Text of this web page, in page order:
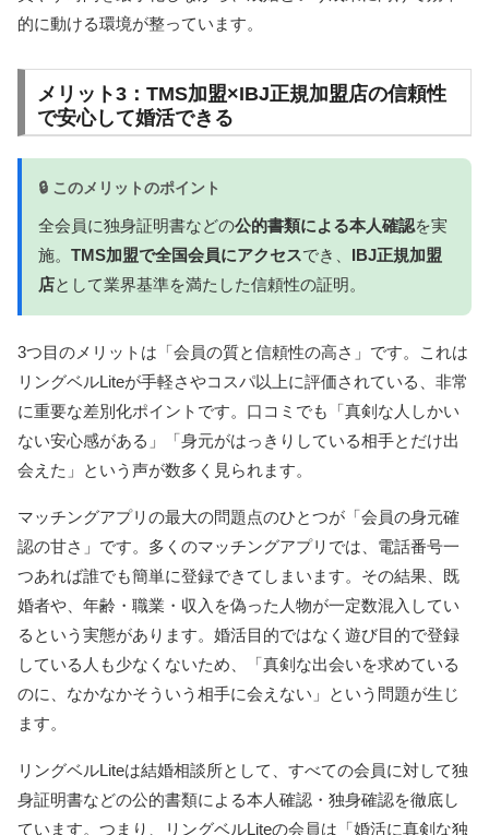
的に動ける環境が整っています。
メリット3：TMS加盟×IBJ正規加盟店の信頼性
で安心して婚活できる
🔒 このメリットのポイント
全会員に独身証明書などの公的書類による本人確認を実
施。 TMS加盟で全国会員にアクセスでき、 IBJ正規加盟
店として業界基準を満たした信頼性の証明。
3つ目のメリットは「会員の質と信頼性の高さ」です。これは
リングベルLiteが手軽さやコスパ以上に評価されている、非常
に重要な差別化ポイントです。口コミでも「真剣な人しかい
ない安心感がある」「身元がはっきりしている相手とだけ出
会えた」という声が数多く見られます。
マッチングアプリの最大の問題点のひとつが「会員の身元確
認の甘さ」です。多くのマッチングアプリでは、電話番号一
つあれば誰でも簡単に登録できてしまいます。その結果、既
婚者や、年齢・職業・収入を偽った人物が一定数混入してい
るという実態があります。婚活目的ではなく遊び目的で登録
している人も少なくないため、「真剣な出会いを求めている
のに、なかなかそういう相手に会えない」という問題が生じ
ます。
リングベルLiteは結婚相談所として、すべての会員に対して独
身証明書などの公的書類による本人確認・独身確認を徹底し
ています。つまり、リングベルLiteの会員は「婚活に真剣な独